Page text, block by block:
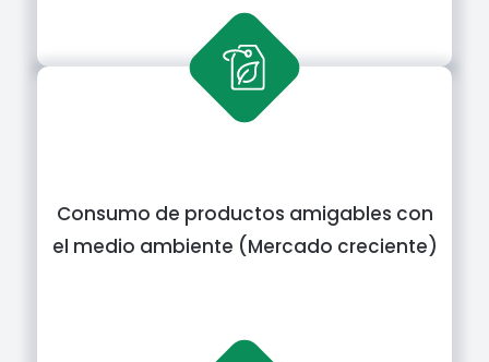
Consumo de productos amigables con
el medio ambiente (Mercado creciente)